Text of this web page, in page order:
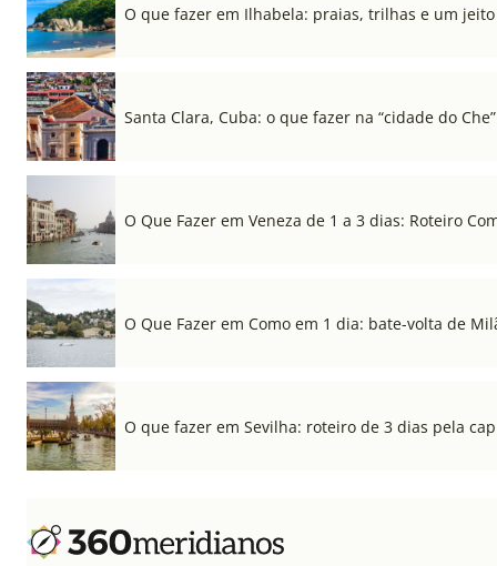
O que fazer em Ilhabela: praias, trilhas e um
Santa Clara, Cuba: o que fazer na “cidade do Che”
O Que Fazer em Veneza de 1 a 3 dias: Roteiro
O Que Fazer em Como em 1 dia: bate-volta de
O que fazer em Sevilha: roteiro de 3 dias pela